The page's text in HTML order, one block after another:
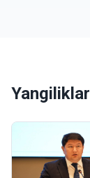
Yangiliklar